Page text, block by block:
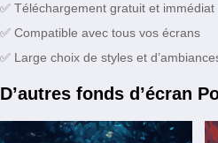
✅ Téléchargement gratuit et immédiat
✅ Compatible avec tous vos écrans
✅ Large choix de styles et
D’autres fonds d’écran